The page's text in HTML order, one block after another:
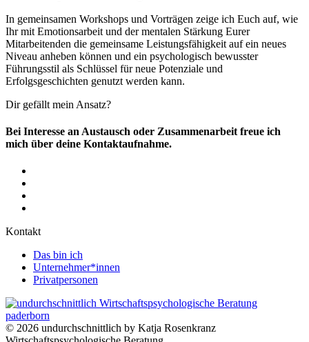
In gemeinsamen Workshops und Vorträgen zeige ich Euch auf, wie
Ihr mit Emotionsarbeit und der mentalen Stärkung Eurer
Mitarbeitenden die gemeinsame Leistungsfähigkeit auf ein neues
Niveau anheben können und ein psychologisch bewusster
Führungsstil als Schlüssel für neue Potenziale und
Erfolgsgeschichten genutzt werden kann.
Dir gefällt mein Ansatz?
Bei Interesse an Austausch oder Zusammenarbeit freue ich
mich über deine Kontaktaufnahme.
Kontakt
Das bin ich
Unternehmer*innen
Privatpersonen
© 2026 undurchschnittlich by Katja Rosenkranz